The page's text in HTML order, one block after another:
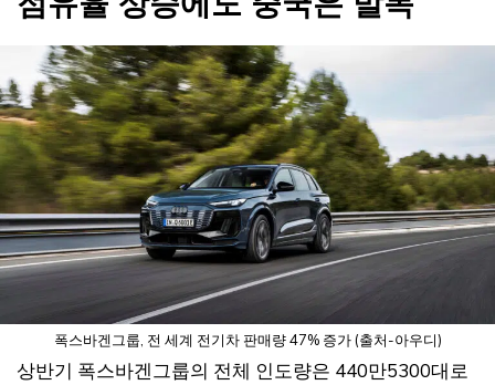
폭스바겐그룹, 전 세계 전기차 판매량 47% 증가 (출처-아우디)
상반기 폭스바겐그룹의 전체 인도량은 440만5300대로